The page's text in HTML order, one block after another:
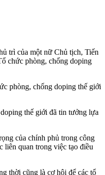
trì của một nữ Chủ tịch, Tiến
chức phòng, chống doping
phòng, chống doping thế giới
thế giới đã tin tưởng lựa
của chính phủ trong công
liên quan trong việc tạo điều
thời cũng là cơ hội để các tổ